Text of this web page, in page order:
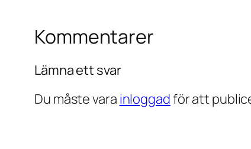
Kommentarer
Lämna ett svar
Du måste vara inloggadför att